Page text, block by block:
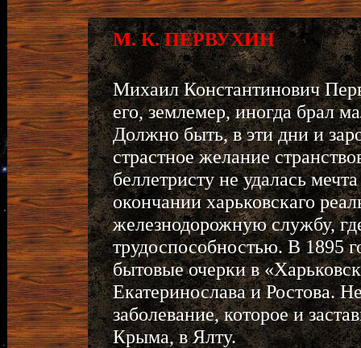
М. К. ПЕРВУХИН
Михаил Константинович
его, землемер, иногда брал
Должно быть, в эти дни и
страстное желание
беллетристу не удалась
окончании харьковскаго
железнодорожную службу,
трудоспособностью. В 1895
бытовые очерки в
Екатеринослава и Ростова.
заболевание, которое и
Крыма, в Ялту.